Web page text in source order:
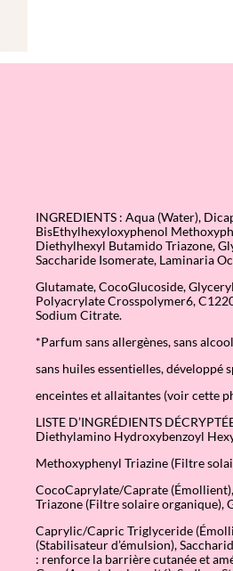
INGREDIENTS : Aqua (Water),
BisEthylhexyloxyphenol
Diethylhexyl Butamido Triazone,
Saccharide Isomerate, Laminaria
Glutamate, CocoGlucoside,
Polyacrylate Crosspolymer6,
Sodium Citrate.
*Parfum sans allergènes, sans
sans huiles essentielles, développé
enceintes et allaitantes (voir cette
LISTE D’INGRÉDIENTS
Diethylamino Hydroxybenzoyl
Methoxyphenyl Triazine (Filtre
CocoCaprylate/Caprate
Triazone (Filtre solaire organique),
Caprylic/Capric Triglyceride
(Stabilisateur d’émulsion),
: renforce la barrière cutanée et